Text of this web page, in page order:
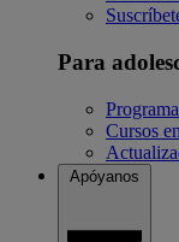
Para
Cursos
Apóyanos